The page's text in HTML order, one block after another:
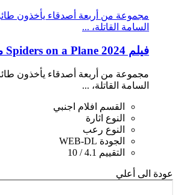
مجموعة من أربعة أصدقاء يأخذون
السامة القاتلة، ...
فيلم Spiders on a Plane 2024 مترجم HD
مجموعة من أربعة أصدقاء يأخذون
السامة القاتلة، ...
القسم
افلام اجنبي
النوع اثارة
النوع رعب
الجودة WEB-DL
التقييم 4.1 / 10
عودة الى أعلي